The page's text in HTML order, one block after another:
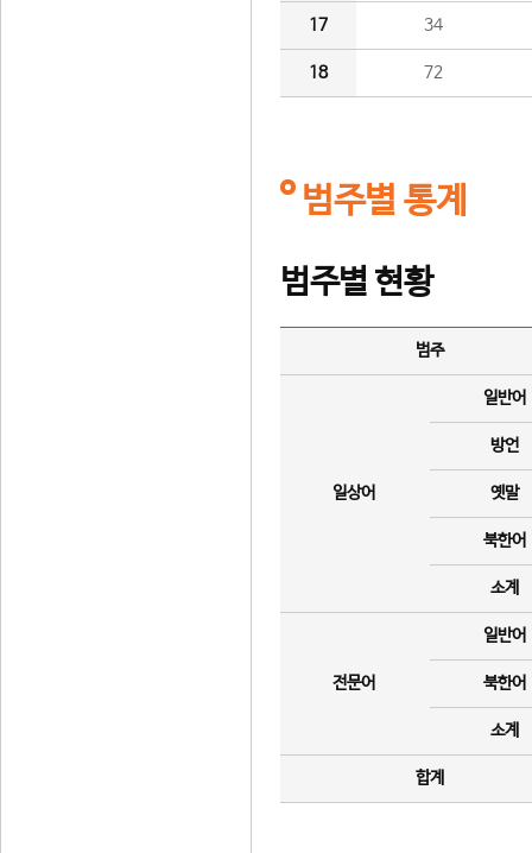
17 34
18 72
범주별 통계
범주별 현황
범주
일상어
일반어
방언
옛말
북한어
소계
전문어
일반어
북한어
소계
합계